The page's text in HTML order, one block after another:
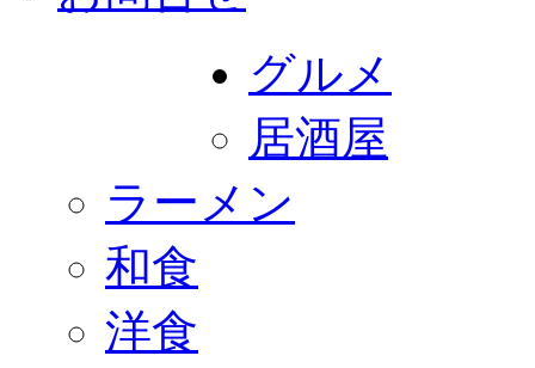
グルメ
居酒屋
ラーメン
和食
洋食